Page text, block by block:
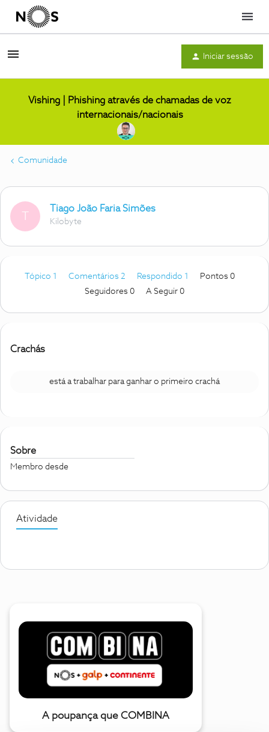
Menu
Iniciar sessão
Vishing | Phishing através de chamadas de voz
internacionais/nacionais
Comunidade
Tiago João Faria Simões
Kilobyte
Tópico 1 Comentários 2 Respondido 1
Pontos 0
Seguidores 0 A Seguir 0
Crachás
está a trabalhar para ganhar o primeiro crachá
Sobre
Membro desde
Atividade
A poupança que COMBINA